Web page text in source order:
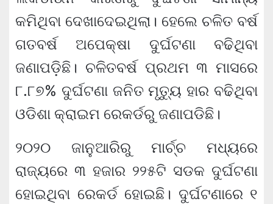
କମିଥିବା ଦେଖାଦେଇଥିଲା। ହେଲେ ଚଳିତ ବର୍ଷ
ଗତବର୍ଷ ଅପେକ୍ଷା ଦୁର୍ଘଟଣା ବଢିଥିବା
ଜଣାପଡ଼ିଛି। ଚଳିତବର୍ଷ ପ୍ରଥମ ୩ ମାସରେ
୮.୮୭% ଦୁର୍ଘଟଣା ଜନିତ ମୃତ୍ୟୁ ହାର ବଢିଥିବା
ଓଡିଶା କ୍ରାଇମ ରେକର୍ଡରୁ ଜଣାପଡିଛି।
୨୦୨୦ ଜାନୁଆରିରୁ ମାର୍ଚ୍ଚ ମଧ୍ୟରେ
ରାଜ୍ୟରେ ୩ ହଜାର ୨୨୫ଟି ସଡକ ଦୁର୍ଘଟଣା
ହୋଇଥିବା ରେକର୍ଡ ହୋଇଛି। ଦୁର୍ଘଟଣାରେ ୧